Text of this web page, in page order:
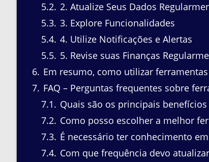
5.2 2. Atualize Seus Dados
5.3 3. Explore Funcionalidades
5.4 4. Utilize Notificações e Alertas
5.5 5. Revise suas Finanças
6 Em resumo, como utilizar
7 FAQ – Perguntas frequentes sobre
7.1
Quais são os principais
7.2 Como posso escolher a melhor
7.3 É necessário ter conhecimento
7.4 Com que frequência devo